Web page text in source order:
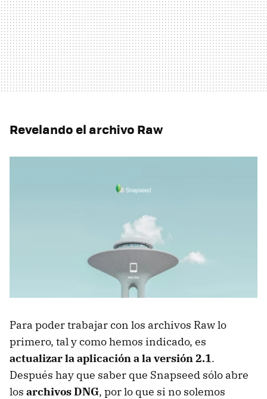
Revelando el archivo Raw
Para poder trabajar con los archivos Raw lo
primero, tal y como hemos indicado, es
actualizar la aplicación a la versión 2.1.
Después hay que saber que Snapseed sólo abre
los archivos DNG, por lo que si no solemos